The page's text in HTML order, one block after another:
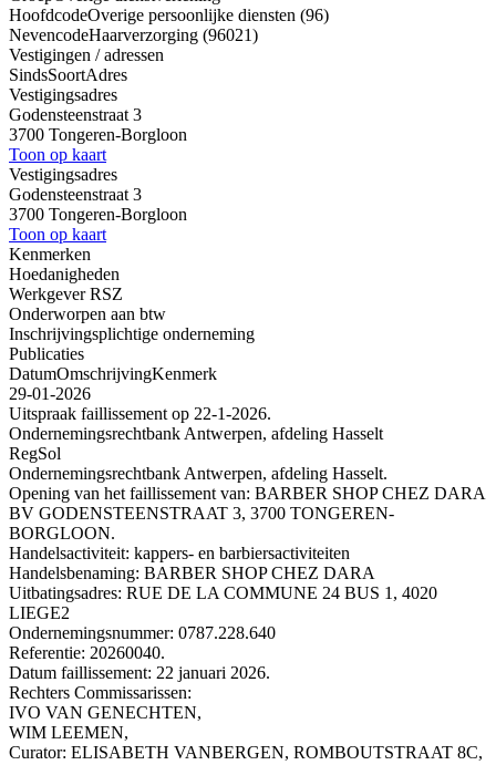
HoofdcodeOverige persoonlijke diensten (96)
NevencodeHaarverzorging (96021)
Vestigingen / adressen
SindsSoortAdres
Vestigingsadres
Godensteenstraat 3
3700 Tongeren-Borgloon
Toon op kaart
Vestigingsadres
Godensteenstraat 3
3700 Tongeren-Borgloon
Toon op kaart
Kenmerken
Hoedanigheden
Werkgever RSZ
Onderworpen aan btw
Inschrijvingsplichtige onderneming
Publicaties
DatumOmschrijvingKenmerk
29-01-2026
Uitspraak faillissement op 22-1-2026.
Ondernemingsrechtbank Antwerpen, afdeling Hasselt
RegSol
Ondernemingsrechtbank Antwerpen, afdeling Hasselt.
Opening van het faillissement van: BARBER SHOP CHEZ DARA
BV GODENSTEENSTRAAT 3, 3700 TONGEREN-
BORGLOON.
Handelsactiviteit: kappers- en barbiersactiviteiten
Handelsbenaming: BARBER SHOP CHEZ DARA
Uitbatingsadres: RUE DE LA COMMUNE 24 BUS 1, 4020
LIEGE2
Ondernemingsnummer: 0787.228.640
Referentie: 20260040.
Datum faillissement: 22 januari 2026.
Rechters Commissarissen:
IVO VAN GENECHTEN,
WIM LEEMEN,
Curator: ELISABETH VANBERGEN, ROMBOUTSTRAAT 8C,